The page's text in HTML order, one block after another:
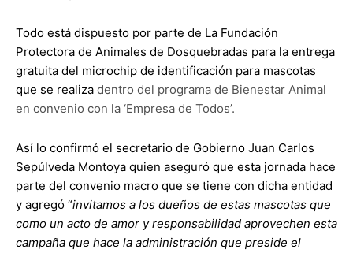
Todo está dispuesto por parte de La Fundación
Protectora de Animales de Dosquebradas para la entrega
gratuita del microchip de identificación para mascotas
que se realiza dentro del programa de Bienestar Animal
en convenio con la ‘Empresa de Todos’.
Así lo confirmó el secretario de Gobierno Juan Carlos
Sepúlveda Montoya quien aseguró que esta jornada hace
parte del convenio macro que se tiene con dicha entidad
y agregó “invitamos a los dueños de estas mascotas que
como un acto de amor y responsabilidad aprovechen esta
campaña que hace la administración que preside el